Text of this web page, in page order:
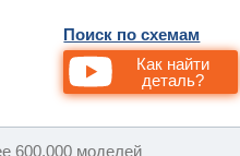
Поиск по схемам
Как найти
деталь?